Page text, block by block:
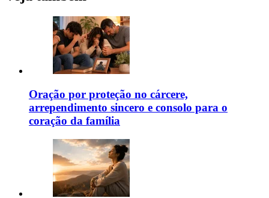
Oração por proteção no cárcere,
arrependimento sincero e consolo para o
coração da família